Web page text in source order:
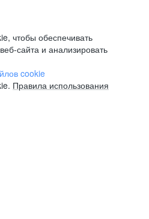
чтобы обеспечивать
сайта и анализировать
cookie
Правила использования